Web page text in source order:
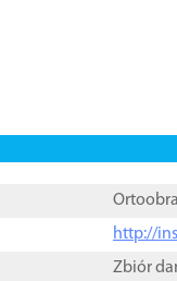
http://
Zbiór